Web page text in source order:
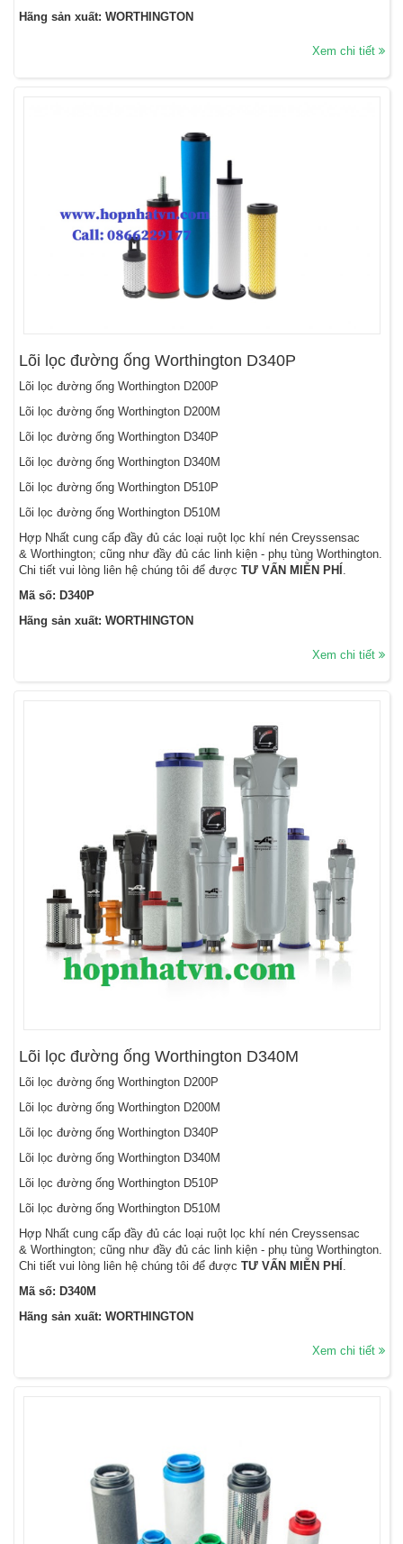
Hãng sản xuất: WORTHINGTON
Xem chi tiết
Lõi lọc đường ống Worthington D340P
Lõi lọc đường ống Worthington D200P
Lõi lọc đường ống Worthington D200M
Lõi lọc đường ống Worthington D340P
Lõi lọc đường ống Worthington D340M
Lõi lọc đường ống Worthington D510P
Lõi lọc đường ống Worthington D510M
Hợp Nhất cung cấp đầy đủ các loại ruột lọc khí nén Creyssensac
& Worthington; cũng như đầy đủ các linh kiện - phụ tùng Worthington.
Chi tiết vui lòng liên hệ chúng tôi để được TƯ VẤN MIỄN PHÍ .
Mã số: D340P
Hãng sản xuất: WORTHINGTON
Xem chi tiết
Lõi lọc đường ống Worthington D340M
Lõi lọc đường ống Worthington D200P
Lõi lọc đường ống Worthington D200M
Lõi lọc đường ống Worthington D340P
Lõi lọc đường ống Worthington D340M
Lõi lọc đường ống Worthington D510P
Lõi lọc đường ống Worthington D510M
Hợp Nhất cung cấp đầy đủ các loại ruột lọc khí nén Creyssensac
& Worthington; cũng như đầy đủ các linh kiện - phụ tùng Worthington.
Chi tiết vui lòng liên hệ chúng tôi để được TƯ VẤN MIỄN PHÍ .
Mã số: D340M
Hãng sản xuất: WORTHINGTON
Xem chi tiết